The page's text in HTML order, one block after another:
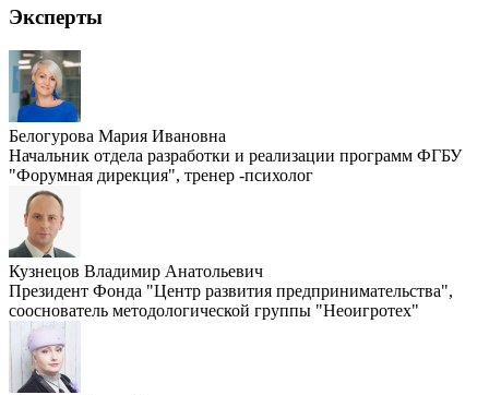
Эксперты
Белогурова Мария Ивановна
Начальник отдела разработки и реализации программ ФГБУ
"Форумная дирекция", тренер -психолог
Кузнецов Владимир Анатольевич
Президент Фонда "Центр развития предпринимательства",
сооснователь методологической группы "Неоигротех"